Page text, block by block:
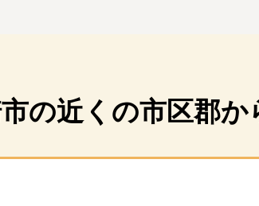
の近くの市区郡か